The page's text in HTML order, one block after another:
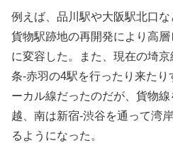
例えば、品川駅や大阪駅北口な
貨物駅跡地の再開発により高
に変容した。また、現在の埼
条-赤羽の4駅を行ったり来たり
ーカル線だったのだが、貨物線
越、南は新宿-渋谷を通って湾
るようになった。